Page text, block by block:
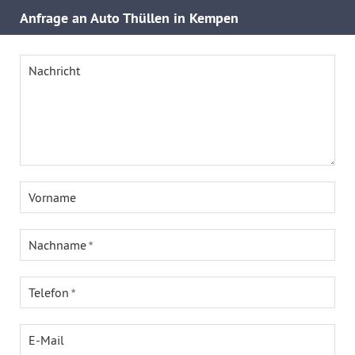
Anfrage an Auto Thüllen in Kempen
Nachricht
Vorname
Nachname
Telefon
E-Mail